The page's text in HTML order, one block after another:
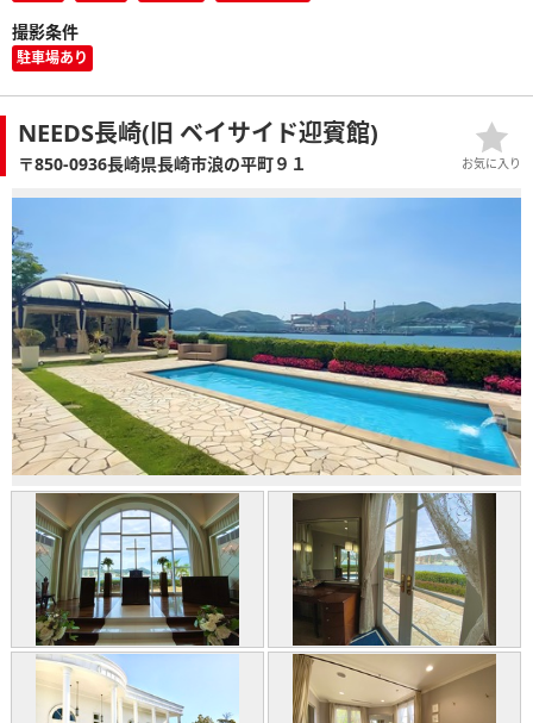
撮影条件
駐車場あり
NEEDS長崎(旧 ベイサイド迎賓館)
〒850-0936長崎県長崎市浪の平町９１ お気に入り